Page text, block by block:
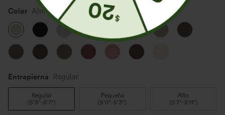
Color Almond Milk
Entrepierna️ Regular
Regular
(5'3"-5'7")
Pequeña
(5'0"-5'3")
Alto
(5'7"-5'11")